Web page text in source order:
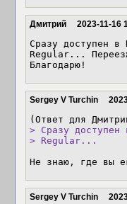
Дмитрий 2023-11-16
Сразу доступен в
Regular...
Благодарю!
Sergey V Turchin
(Ответ для
> Сразу доступен
> Regular...
Не знаю, где вы
Sergey V Turchin